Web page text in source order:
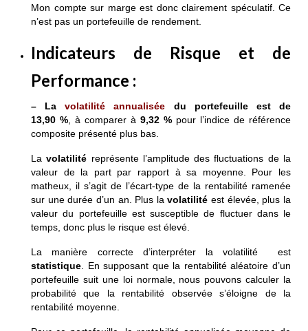
Mon compte sur marge est donc clairement spéculatif. Ce
n’est pas un portefeuille de rendement.
Indicateurs de Risque et de
Performance :
– Lavolatilité annualisée du portefeuille est de
13,90 %, à comparer à 9,32 % pour l’indice de référence
composite présenté plus bas.
Lavolatilité représente l’amplitude des fluctuations de la
valeur de la part par rapport à sa moyenne. Pour les
matheux, il s’agit de l’écart-type de la rentabilité ramenée
sur une durée d’un an. Plus lavolatilité est élevée, plus la
valeur du portefeuille est susceptible de fluctuer dans le
temps, donc plus le risque est élevé.
La manière correcte d’interpréter la volatilité est
statistique. En supposant que la rentabilité aléatoire d’un
portefeuille suit une loi normale, nous pouvons calculer la
probabilité que la rentabilité observée s’éloigne de la
rentabilité moyenne.